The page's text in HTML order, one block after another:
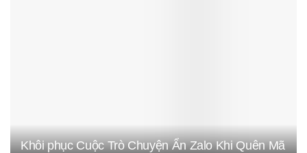
Khôi phục Cuộc Trò Chuyện Ẩn Zalo Khi Quên Mã